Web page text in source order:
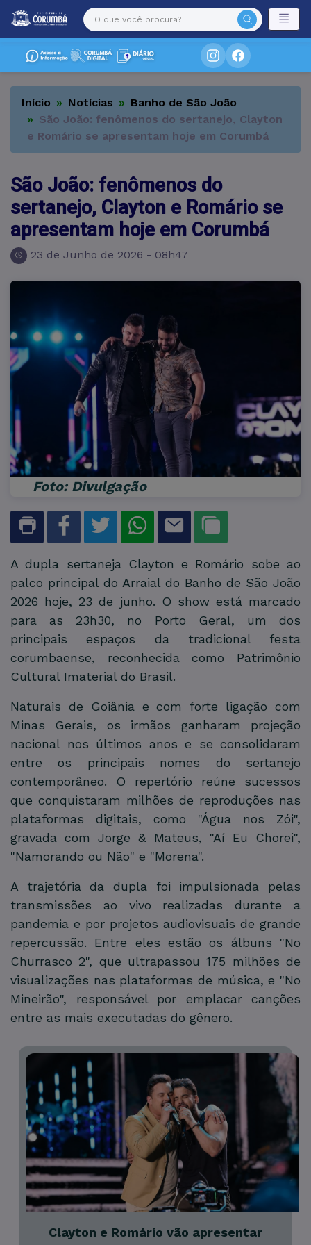
Início Notícias
Banho de São João
São João: fenômenos do sertanejo, Clayton
e Romário se apresentam hoje em Corumbá
São João: fenômenos do
sertanejo, Clayton e Romário se
apresentam hoje em Corumbá
23 de Junho de 2026 - 08h47
Foto: Divulgação
A dupla sertaneja Clayton e Romário sobe ao
palco principal do Arraial do Banho de São João
2026 hoje, 23 de junho. O show está marcado
para as 23h30, no Porto Geral, um dos
principais espaços da tradicional festa
corumbaense, reconhecida como Patrimônio
Cultural Imaterial do Brasil.
Naturais de Goiânia e com forte ligação com
Minas Gerais, os irmãos ganharam projeção
nacional nos últimos anos e se consolidaram
entre os principais nomes do sertanejo
contemporâneo. O repertório reúne sucessos
que conquistaram milhões de reproduções nas
plataformas digitais, como "Água nos Zói",
gravada com Jorge & Mateus, "Aí Eu Chorei",
"Namorando ou Não" e "Morena".
A trajetória da dupla foi impulsionada pelas
transmissões ao vivo realizadas durante a
pandemia e por projetos audiovisuais de grande
repercussão. Entre eles estão os álbuns "No
Churrasco 2", que ultrapassou 175 milhões de
visualizações nas plataformas de música, e "No
Mineirão", responsável por emplacar canções
entre as mais executadas do gênero.
Clayton e Romário vão apresentar